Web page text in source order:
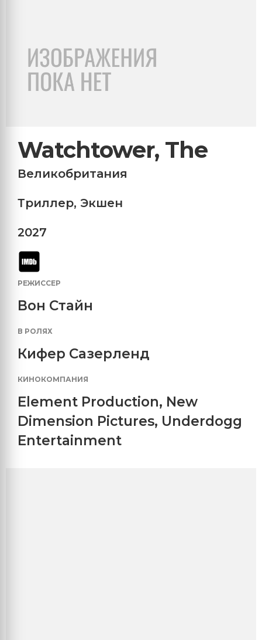
Watchtower, The
Великобритания
Триллер, Экшен
2027
РЕЖИССЕР
Вон Стайн
В РОЛЯХ
Кифер Сазерленд
КИНОКОМПАНИЯ
Element Production, New
Dimension Pictures, Underdogg
Entertainment